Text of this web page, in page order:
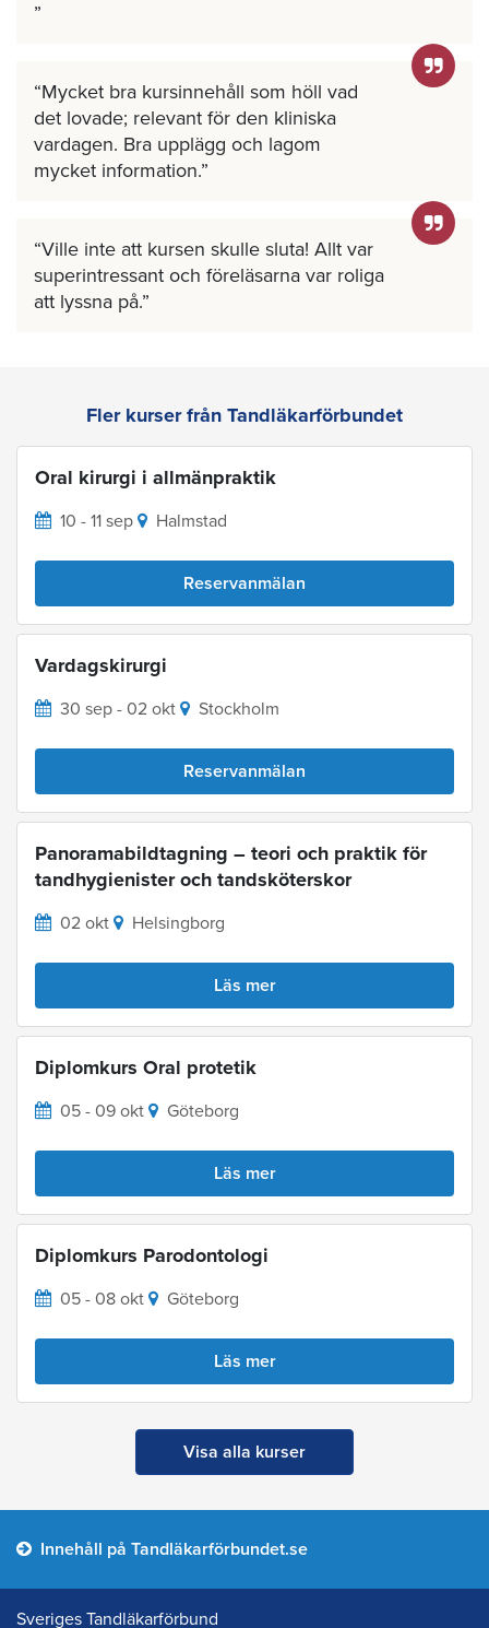
Mycket bra kursinnehåll som höll vad
det lovade; relevant för den kliniska
vardagen. Bra upplägg och lagom
mycket information.
Ville inte att kursen skulle sluta! Allt var
superintressant och föreläsarna var roliga
att lyssna på.
Fler kurser från Tandläkarförbundet
Oral kirurgi i allmänpraktik
10 - 11 sep Halmstad
Reservanmälan
Vardagskirurgi
30 sep - 02 okt Stockholm
Reservanmälan
Panoramabildtagning – teori och praktik för
tandhygienister och tandsköterskor
02 okt Helsingborg
Läs mer
Diplomkurs Oral protetik
05 - 09 okt Göteborg
Läs mer
Diplomkurs Parodontologi
05 - 08 okt Göteborg
Läs mer
Visa alla kurser
Innehåll på Tandläkarförbundet.se
Sveriges Tandläkarförbund